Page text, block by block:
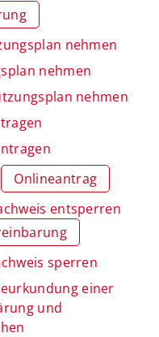
nehmen
nehmen
nehmen
Onlineantrag
entsperren
sperren
einer
und